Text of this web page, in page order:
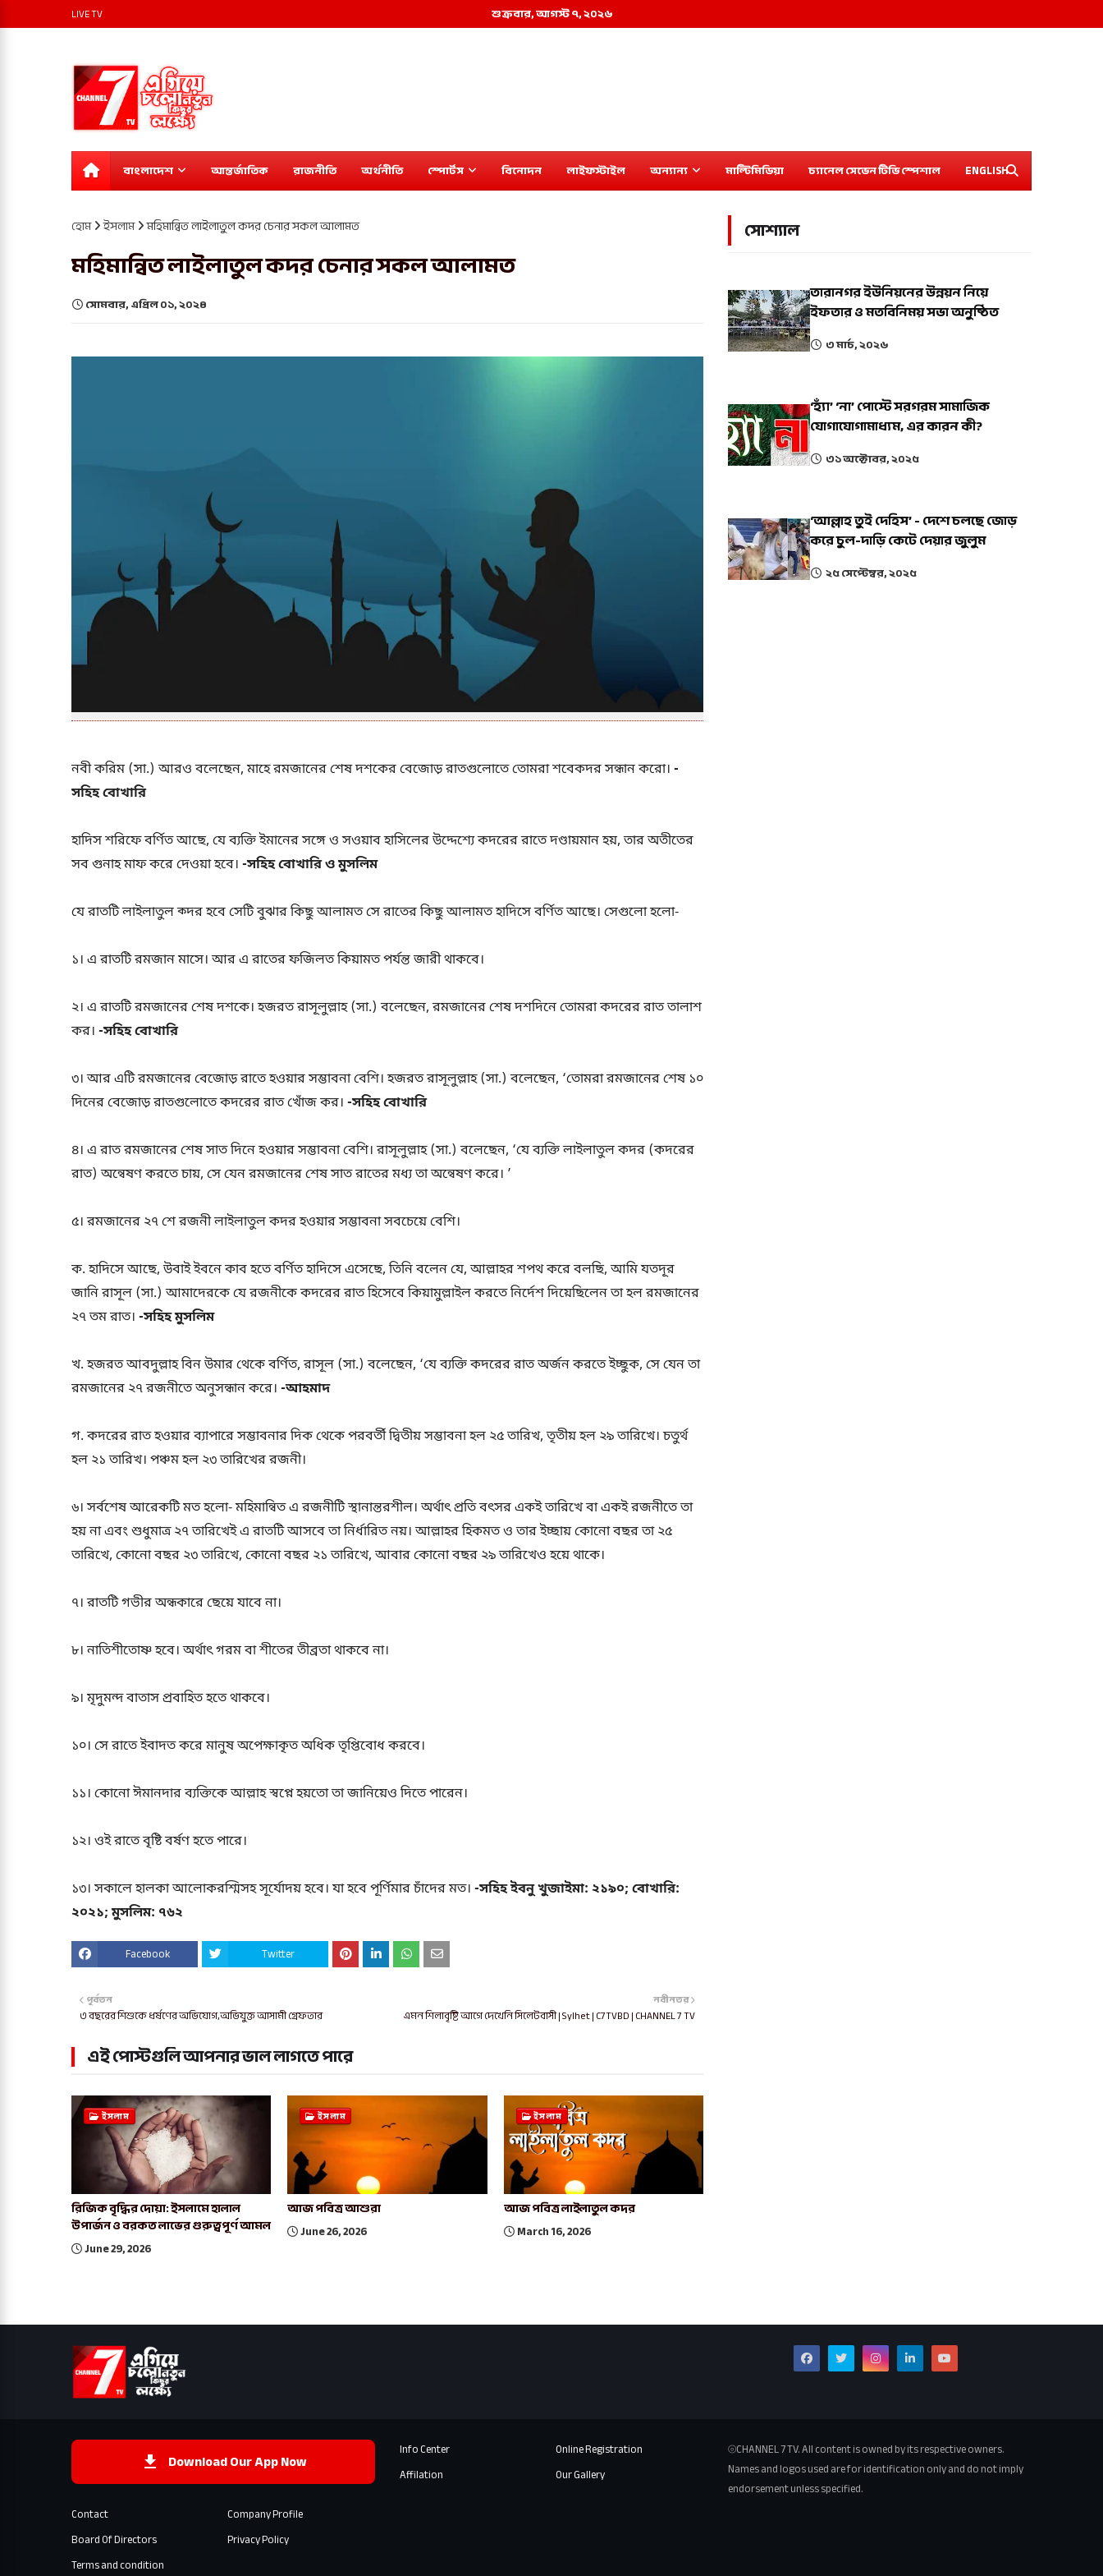
শুক্রবার, আগস্ট ৭, ২০২৬
LIVE TV
বাংলাদেশ আন্তর্জাতিক রাজনীতি অর্থনীতি স্পোর্টস বিনোদন লাইফস্টাইল অন্যান্য মাল্টিমিডিয়া চ্যানেল সেভেন টিভি স্পেশাল ENGLISH
হোম ইসলাম মহিমান্বিত লাইলাতুল কদর চেনার সকল আলামত
মহিমান্বিত লাইলাতুল কদর চেনার সকল আলামত
সোমবার, এপ্রিল ০১, ২০২৪
নবী করিম (সা.) আরও বলেছেন, মাহে রমজানের শেষ দশকের বেজোড় রাতগুলোতে তোমরা শবেকদর সন্ধান করো। -
সহিহ বোখারি
হাদিস শরিফে বর্ণিত আছে, যে ব্যক্তি ইমানের সঙ্গে ও সওয়াব হাসিলের উদ্দেশ্যে কদরের রাতে দণ্ডায়মান হয়, তার অতীতের
সব গুনাহ মাফ করে দেওয়া হবে। -সহিহ বোখারি ও মুসলিম
যে রাতটি লাইলাতুল ক্দর হবে সেটি বুঝার কিছু আলামত সে রাতের কিছু আলামত হাদিসে বর্ণিত আছে। সেগুলো হলো-
১। এ রাতটি রমজান মাসে। আর এ রাতের ফজিলত কিয়ামত পর্যন্ত জারী থাকবে।
২। এ রাতটি রমজানের শেষ দশকে। হজরত রাসূলুল্লাহ (সা.) বলেছেন, রমজানের শেষ দশদিনে তোমরা কদরের রাত তালাশ
কর। -সহিহ বোখারি
৩। আর এটি রমজানের বেজোড় রাতে হওয়ার সম্ভাবনা বেশি। হজরত রাসূলুল্লাহ (সা.) বলেছেন, ‘তোমরা রমজানের শেষ ১০
দিনের বেজোড় রাতগুলোতে কদরের রাত খোঁজ কর। -সহিহ বোখারি
৪। এ রাত রমজানের শেষ সাত দিনে হওয়ার সম্ভাবনা বেশি। রাসূলুল্লাহ (সা.) বলেছেন, ‘যে ব্যক্তি লাইলাতুল কদর (কদরের
রাত) অন্বেষণ করতে চায়, সে যেন রমজানের শেষ সাত রাতের মধ্য তা অন্বেষণ করে। ’
৫। রমজানের ২৭ শে রজনী লাইলাতুল কদর হওয়ার সম্ভাবনা সবচেয়ে বেশি।
ক. হাদিসে আছে, উবাই ইবনে কাব হতে বর্ণিত হাদিসে এসেছে, তিনি বলেন যে, আল্লাহর শপথ করে বলছি, আমি যতদূর
জানি রাসূল (সা.) আমাদেরকে যে রজনীকে কদরের রাত হিসেবে কিয়ামুল্লাইল করতে নির্দেশ দিয়েছিলেন তা হল রমজানের
২৭ তম রাত। -সহিহ মুসলিম
খ. হজরত আবদুল্লাহ বিন উমার থেকে বর্ণিত, রাসূল (সা.) বলেছেন, ‘যে ব্যক্তি কদরের রাত অর্জন করতে ইচ্ছুক, সে যেন তা
রমজানের ২৭ রজনীতে অনুসন্ধান করে। -আহমাদ
গ. কদরের রাত হওয়ার ব্যাপারে সম্ভাবনার দিক থেকে পরবর্তী দ্বিতীয় সম্ভাবনা হল ২৫ তারিখ, তৃতীয় হল ২৯ তারিখে। চতুর্থ
হল ২১ তারিখ। পঞ্চম হল ২৩ তারিখের রজনী।
৬। সর্বশেষ আরেকটি মত হলো- মহিমান্বিত এ রজনীটি স্থানান্তরশীল। অর্থাৎ প্রতি বৎসর একই তারিখে বা একই রজনীতে তা
হয় না এবং শুধুমাত্র ২৭ তারিখেই এ রাতটি আসবে তা নির্ধারিত নয়। আল্লাহর হিকমত ও তার ইচ্ছায় কোনো বছর তা ২৫
তারিখে, কোনো বছর ২৩ তারিখে, কোনো বছর ২১ তারিখে, আবার কোনো বছর ২৯ তারিখেও হয়ে থাকে।
৭। রাতটি গভীর অন্ধকারে ছেয়ে যাবে না।
৮। নাতিশীতোষ্ণ হবে। অর্থাৎ গরম বা শীতের তীব্রতা থাকবে না।
৯। মৃদুমন্দ বাতাস প্রবাহিত হতে থাকবে।
১০। সে রাতে ইবাদত করে মানুষ অপেক্ষাকৃত অধিক তৃপ্তিবোধ করবে।
১১। কোনো ঈমানদার ব্যক্তিকে আল্লাহ স্বপ্নে হয়তো তা জানিয়েও দিতে পারেন।
১২। ওই রাতে বৃষ্টি বর্ষণ হতে পারে।
১৩। সকালে হালকা আলোকরশ্মিসহ সূর্যোদয় হবে। যা হবে পূর্ণিমার চাঁদের মত। -সহিহ ইবনু খুজাইমা: ২১৯০; বোখারি:
২০২১; মুসলিম: ৭৬২
Facebook Twitter
নবীনতর
এমন শিলাবৃষ্টি আগে দেখেনি সিলেটবাসী | Sylhet | C7TVBD | CHANNEL 7 TV
পূর্বতন
৩ বছরের শিশুকে ধর্ষণের অভিযোগ,অভিযুক্ত আসামী গ্রেফতার
এই পোস্টগুলি আপনার ভাল লাগতে পারে
ইসলাম
রিজিক বৃদ্ধির দোয়া: ইসলামে হালাল
উপার্জন ও বরকত লাভের গুরুত্বপূর্ণ আমল
June 29, 2026
ইসলাম
আজ পবিত্র আশুরা
June 26, 2026
ইসলাম
আজ পবিত্র লাইলাতুল কদর
March 16, 2026
সোশ্যাল
তারানগর ইউনিয়নের উন্নয়ন নিয়ে
ইফতার ও মতবিনিময় সভা অনুষ্ঠিত
৩ মার্চ, ২০২৬
‘হ্যাঁ’ ‘না’ পোস্টে সরগরম সামাজিক
যোগাযোগামাধ্যম, এর কারন কী?
৩১ অক্টোবর, ২০২৫
‘আল্লাহ তুই দেহিস’ - দেশে চলছে জোড়
করে চুল-দাড়ি কেটে দেয়ার জুলুম
২৫ সেপ্টেম্বর, ২০২৫
Download Our App Now
Contact
Company Profile
Board Of Directors
Privacy Policy
Terms and condition
Info Center
Online Registration
Affilation
Our Gallery
⦾CHANNEL 7 TV. All content is owned by its respective owners.
Names and logos used are for identification only and do not imply
endorsement unless specified.